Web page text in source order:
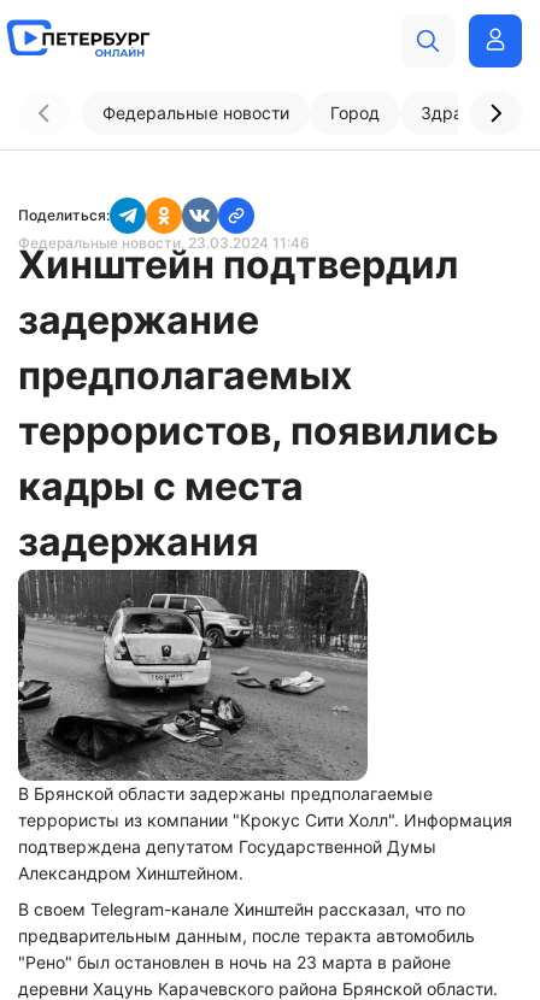
Федеральные новости Город
Поделиться:
Федеральные новости, 23.03.2024 11:46
Хинштейн подтвердил
задержание
предполагаемых
террористов, появились
кадры с места
задержания
В Брянской области задержаны предполагаемые
террористы из компании "Крокус Сити Холл". Информация
подтверждена депутатом Государственной Думы
Александром Хинштейном.
В своем Telegram-канале Хинштейн рассказал, что по
предварительным данным, после теракта автомобиль
"Рено" был остановлен в ночь на 23 марта в районе
деревни Хацунь Карачевского района Брянской области.